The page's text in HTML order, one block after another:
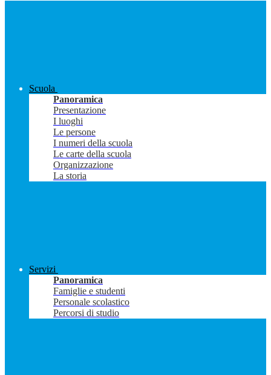
Scuola
Panoramica
Presentazione
I luoghi
Le persone
I numeri della scuola
Le carte della scuola
Organizzazione
La storia
Servizi
Panoramica
Famiglie e studenti
Personale scolastico
Percorsi di studio